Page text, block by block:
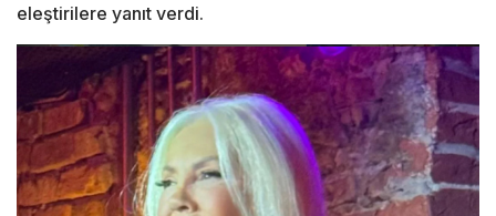
eleştirilere yanıt verdi.